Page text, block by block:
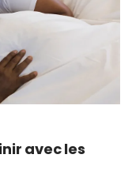
avec les